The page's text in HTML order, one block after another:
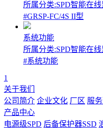
所属分类:SPD智能在
#GRSP-FC/4S II型
系统功能
所属分类:SPD智能在
#系统功能
1
关于我们
公司简介 企业文化 厂区 服
产品中心
电源级SPD 后备保护器SSD